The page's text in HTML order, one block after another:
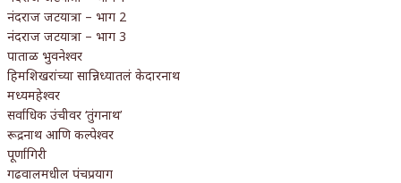
नंदराज जटयात्रा – भाग 2
नंदराज जटयात्रा – भाग 3
पाताळ भुवनेश्वर
हिमशिखरांच्या सान्निध्यातलं केदारनाथ
मध्यमहेश्वर
सर्वाधिक उंचीवर ‘तुंगनाथ’
रूद्रनाथ आणि कल्पेश्वर
पूर्णागिरी
गढवालमधील पंचप्रयाग